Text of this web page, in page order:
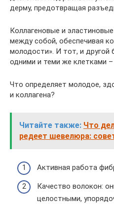
дерму, предотвращая
Коллагеновые и
между собой, обеспечивая
молодости». И тот, и другой
одними и теми же клетками
Что определяет молодое,
и коллагена?
Читайте также: Что
редеет шевелюра:
Активная работа
Качество волокон:
целостными,